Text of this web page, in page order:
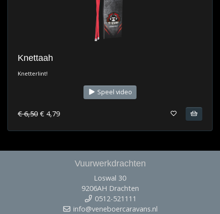
Knettaah
Knetterlint!
Speel video
€ 6,50 € 4,79
Vuurwerkdrachten
Loswal 30
9206AH Drachten
0512-521111
info@veneboercaravans.nl